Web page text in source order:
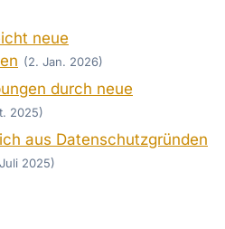
neue
(2. Jan. 2026)
durch neue
2025)
aus Datenschutzgründen
2025)